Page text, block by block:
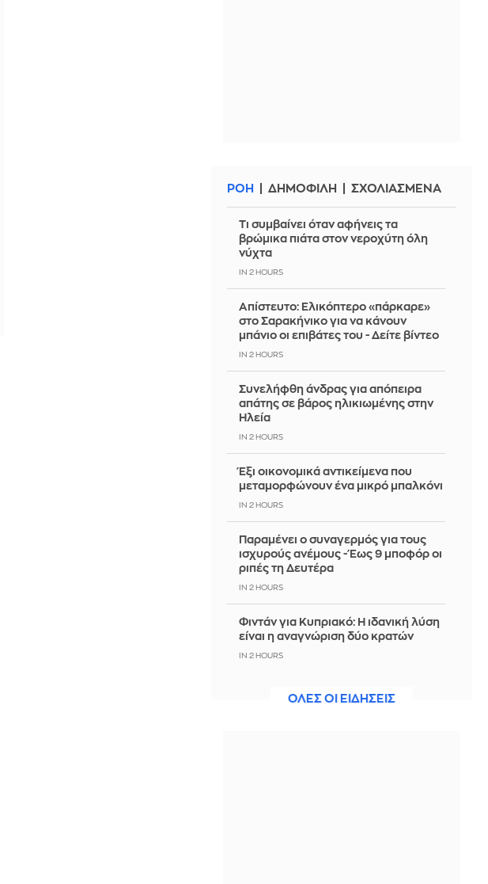
ΡΟΗ ΔΗΜΟΦΙΛΗ ΣΧΟΛΙΑΣΜΕΝΑ
Τι συμβαίνει όταν αφήνεις τα
βρώμικα πιάτα στον νεροχύτη όλη
νύχτα
IN 2 HOURS
Απίστευτο: Ελικόπτερο «πάρκαρε»
στο Σαρακήνικο για να κάνουν
μπάνιο οι επιβάτες του - Δείτε βίντεο
IN 2 HOURS
Συνελήφθη άνδρας για απόπειρα
απάτης σε βάρος ηλικιωμένης στην
Ηλεία
IN 2 HOURS
Έξι οικονομικά αντικείμενα που
μεταμορφώνουν ένα μικρό μπαλκόνι
IN 2 HOURS
Παραμένει ο συναγερμός για τους
ισχυρούς ανέμους - Έως 9 μποφόρ οι
ριπές τη Δευτέρα
IN 2 HOURS
Φιντάν για Κυπριακό: Η ιδανική λύση
είναι η αναγνώριση δύο κρατών
IN 2 HOURS
Πάρνηθα - Σώοι οι 4 επιβαίνοντες
ΟΛΕΣ ΟΙ ΕΙΔΗΣΕΙΣ